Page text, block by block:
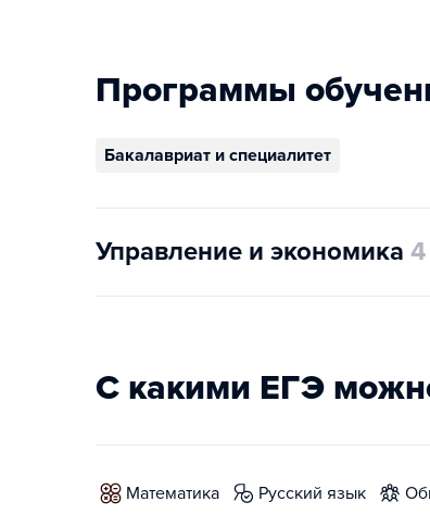
Программы
Бакалавриат и специалитет
Управление и экономика 4
С какими ЕГЭ
математика русский язык